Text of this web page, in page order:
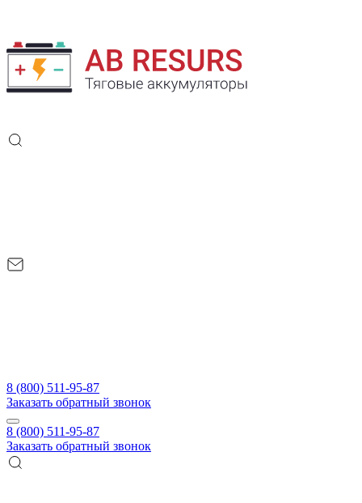
8 (800) 511-95-87
Заказать обратный звонок
8 (800) 511-95-87
Заказать обратный звонок